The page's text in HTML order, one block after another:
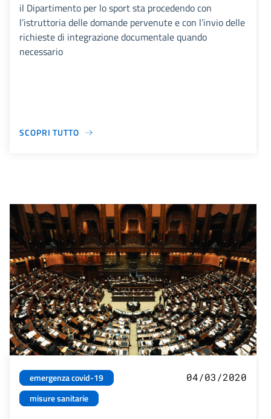
il Dipartimento per lo sport sta procedendo con
l’istruttoria delle domande pervenute e con l’invio delle
richieste di integrazione documentale quando
necessario
SCOPRI TUTTO
emergenza covid-19
misure sanitarie
04/03/2020